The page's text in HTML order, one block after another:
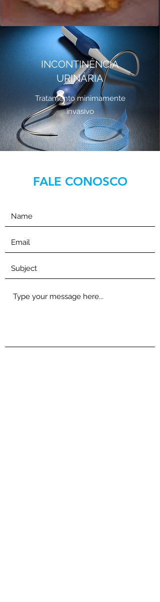
INCONTINÊNCIA
URINÁRIA
Tratamento minimamente
invasivo
FALE CONOSCO